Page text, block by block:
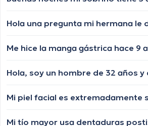
Me hice la manga gástrica hace